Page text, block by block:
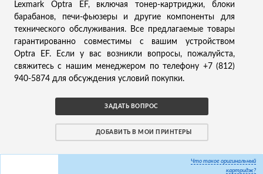
Lexmark Optra EF, включая тонер-картриджи, блоки
барабанов, печи-фьюзеры и другие компоненты для
технического обслуживания. Все предлагаемые товары
гарантированно совместимы с вашим устройством
Optra EF. Если у вас возникли вопросы, пожалуйста,
свяжитесь с нашим менеджером по телефону +7 (812)
940-5874 для обсуждения условий покупки.
ЗАДАТЬ ВОПРОС
ДОБАВИТЬ В МОИ ПРИНТЕРЫ
Что такое оригинальный
картридж?